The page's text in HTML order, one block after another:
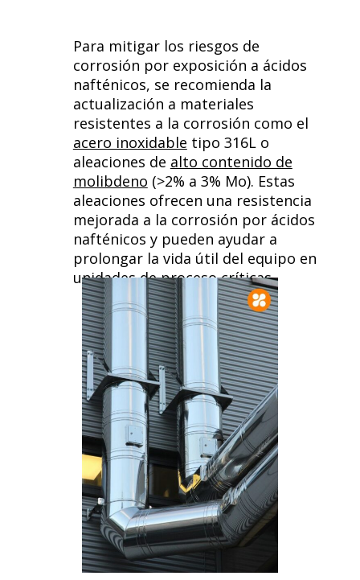
Para mitigar los riesgos de
corrosión por exposición a ácidos
nafténicos, se recomienda la
actualización a materiales
resistentes a la corrosión como el
acero inoxidable tipo 316L o
aleaciones de alto contenido de
molibdeno (>2% a 3% Mo). Estas
aleaciones ofrecen una resistencia
mejorada a la corrosión por ácidos
nafténicos y pueden ayudar a
prolongar la vida útil del equipo en
unidades de proceso críticas.